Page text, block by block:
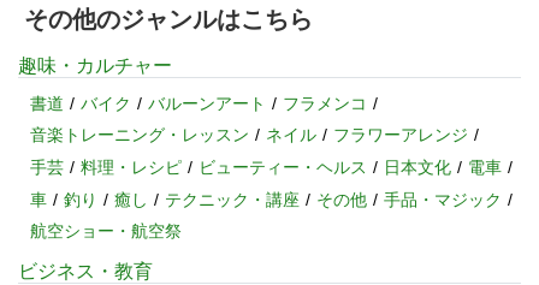
その他のジャンルはこちら
趣味・カルチャー
書道 バイク バルーンアート
フラメンコ
音楽トレーニング・レッスン
ネイル
フラワーアレンジ
手芸
料理・レシピ ビューティー・ヘルス 日本文化
電車
車
釣り 癒し テクニック・講座 その他
手品・マジック
航空ショー・航空祭
ビジネス・教育